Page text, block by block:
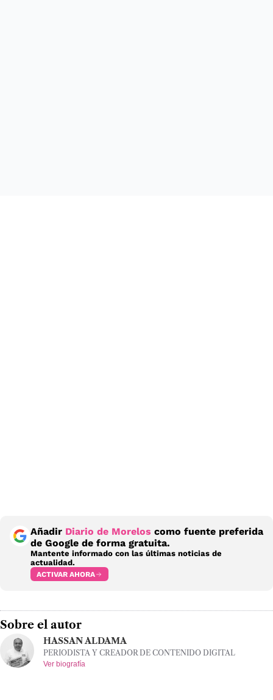
Añadir Diario de Morelos como fuente preferida
de Google de forma gratuita.
Mantente informado con las últimas noticias de
actualidad.
ACTIVAR AHORA
Sobre el autor
HASSAN ALDAMA
PERIODISTA Y CREADOR DE CONTENIDO DIGITAL
Ver biografía